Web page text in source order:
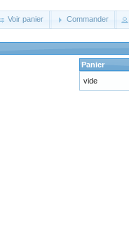
Voir panier Commander
Panier
vide